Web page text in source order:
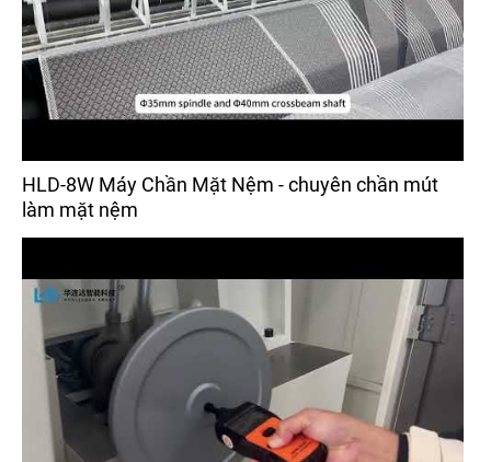
HLD-8W Máy Chần Mặt Nệm - chuyên chần mút
làm mặt nệm